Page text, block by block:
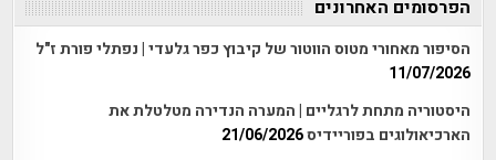
הפרסומים האחרונים
הסיפור מאחורי מטוס הווטור של קיבוץ כפר גלעדי | נפתלי פורת ז"ל
11/07/2026
היסטוריה מתחת לרגליים | המערה הנדירה מטלטלת את
הארכיאולוגים בפוריידיס21/06/2026